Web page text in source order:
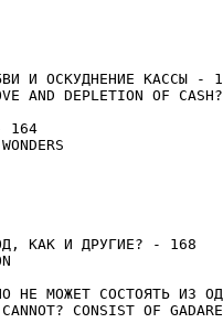
И ОСКУДНЕНИЕ КАССЫ -
AND DEPLETION OF
164
КАК И ДРУГИЕ? - 168
НЕ МОЖЕТ СОСТОЯТЬ ИЗ
CONSIST OF